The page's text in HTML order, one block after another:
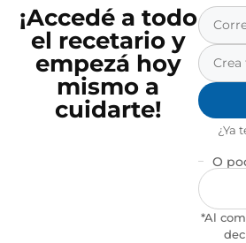
¡Accedé a todo
el recetario y
empezá hoy
mismo a
cuidarte!
¿Ya
O
*Al